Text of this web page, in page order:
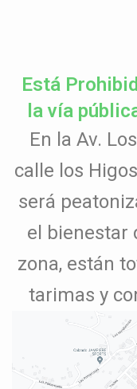
Está
la vía
En la Av.
calle los
será
el bienestar
zona, están
tarimas y